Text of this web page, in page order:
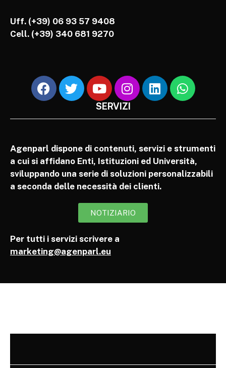
Uff. (+39) 06 93 57 9408
Cell. (+39) 340 681 9270
SERVIZI
Agenparl dispone di contenuti, servizi e strumenti
a cui si affidano Enti, Istituzioni ed Università,
sviluppando una serie di soluzioni personalizzabili
a seconda delle necessità dei clienti.
NOTIZIARIO
Per tutti i servizi scrivere a
marketing@agenparl.eu